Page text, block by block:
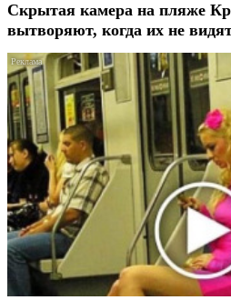
Скрытая камера на пляже
вытворяют, когда их не